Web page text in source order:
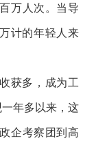
万人次。当导
计的年轻人来
获多，成为工
年多以来，这
企考察团到高